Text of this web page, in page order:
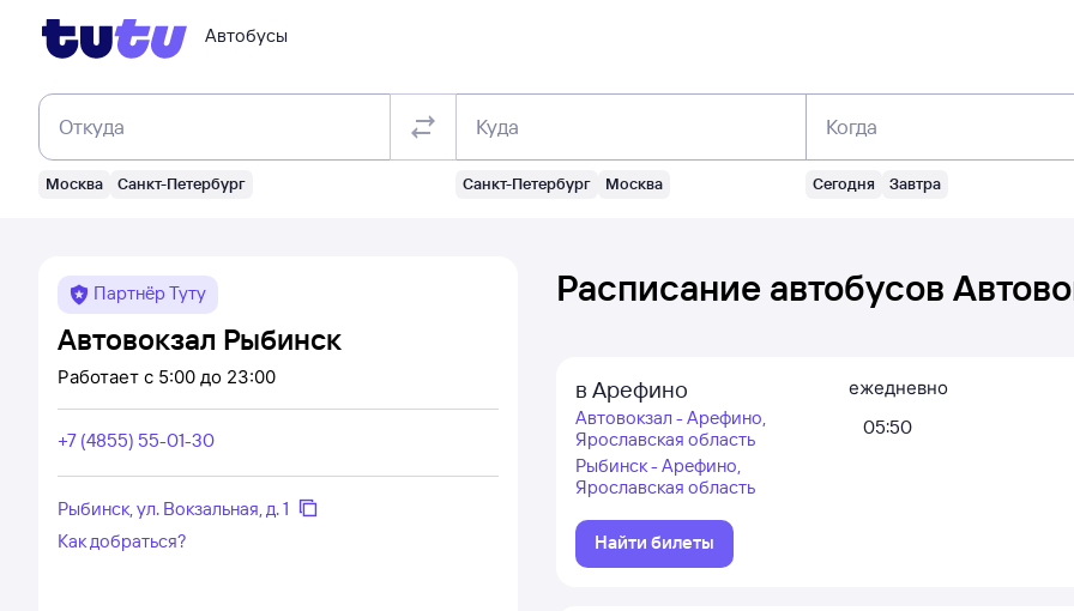
Автобусы
Откуда
Москва Санкт-Петербург
Куда
Санкт-Петербург Москва
Когда
Сегодня Завтра
Партнёр Туту
Автовокзал Рыбинск
Работает с 5:00 до 23:00
+7 (4855) 55-01-30
Рыбинск, ул. Вокзальная, д. 1
Как добраться?
Расписание автобусов
в Арефино
Автовокзал - Арефино,
Ярославская область
Рыбинск - Арефино,
Ярославская область
Найти билеты
ежедневно
05:50